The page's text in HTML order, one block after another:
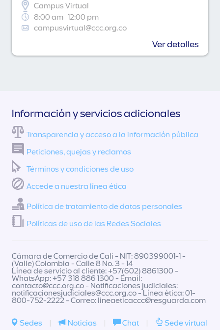
Campus Virtual
8:00 am 12:00 pm
campusvirtual@ccc.org.co
Ver detalles
Información y servicios adicionales
Transparencia y acceso a la información pública
Peticiones, quejas y reclamos
Términos y condiciones de uso
Accede a nuestra línea ética
Política de tratamiento de datos personales
Políticas de uso de las Redes Sociales
Cámara de Comercio de Cali - NIT: 890399001-1 -
(Valle) Colombia - Calle 8 No. 3 - 14
Línea de servicio al cliente: +57(602) 8861300 -
WhatsApp: +57 318 886 1300 - Email:
contacto@ccc.org.co- Notificaciones judiciales:
notificacionesjudiciales@ccc.org.co- Línea ética: 01-
800-752-2222 - Correo: lineaeticaccc@resguarda.com
Sedes | Noticias | Chat | Sede virtual